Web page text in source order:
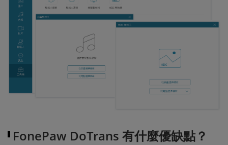
FonePaw DoTrans 有什麼優缺點？